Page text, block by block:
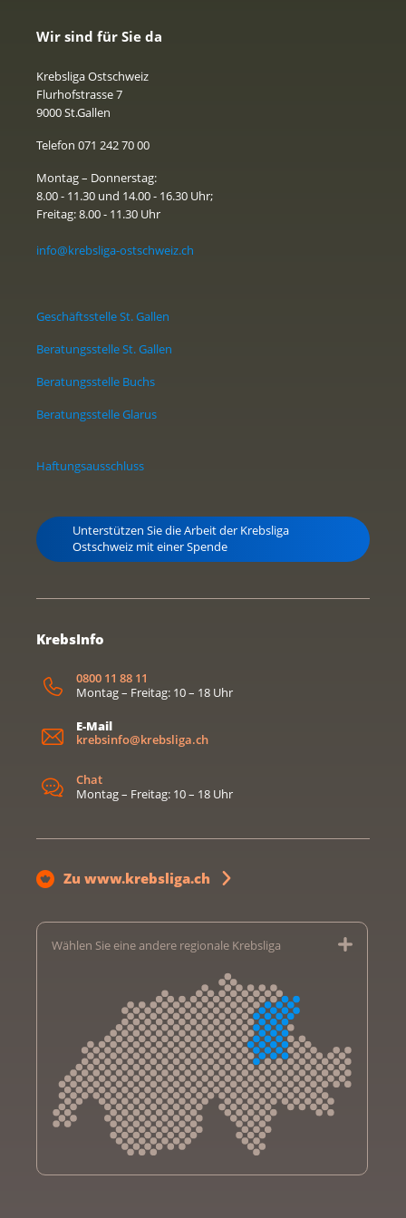
Vorgehen besprechen.
Wieviel kostet mich diese Vorsorge?
Im Rahmen des qualitätskontrollierten
Grundversicherung zu 90% die Kosten der
Untersuchungen unabhängig von der gewählten
Franchise ein Selbstbehalt von 10% verrechnet. Für
den FIT-Test sind das 4.60 Franken und für die
Darmspiegelung zwischen 100 bis 250 Franken. Eine
genauere Kostenaufstellung finden Sie unter dem
Wir sind für Sie da
Krebsliga Ostschweiz
Flurhofstrasse 7
9000 St.Gallen
Telefon 071 242 70 00
Montag – Donnerstag:
8.00 - 11.30 und 14.00 - 16.30 Uhr;
Freitag: 8.00 - 11.30 Uhr
info@krebsliga-ostschweiz.ch
Geschäftsstelle St. Gallen
Beratungsstelle St. Gallen
Beratungsstelle Buchs
Beratungsstelle Glarus
Haftungsausschluss
Unterstützen Sie die Arbeit der Krebsliga
Ostschweiz mit einer Spende
KrebsInfo
0800 11 88 11
Montag – Freitag: 10 – 18 Uhr
E-Mail
krebsinfo@krebsliga.ch
Chat
Montag – Freitag: 10 – 18 Uhr
Zu www.krebsliga.ch
Wählen Sie eine andere regionale Krebsliga